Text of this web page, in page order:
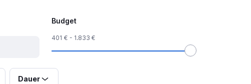
Budget
401 € - 1.833 €
Dauer